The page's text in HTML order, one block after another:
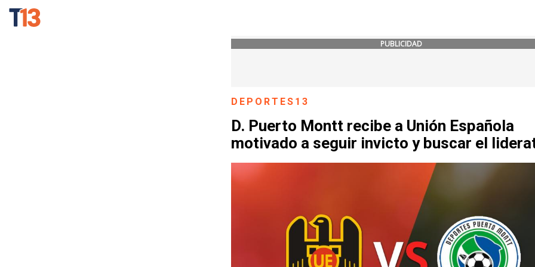
PUBLICIDAD
DEPORTES13
D. Puerto Montt recibe a Unión Española
motivado a seguir invicto y buscar el